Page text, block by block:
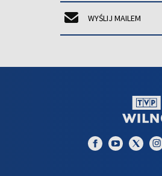
WYŚLIJ MAILEM